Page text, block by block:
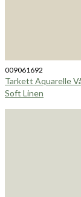
009061692
Tarkett Aquarelle
Soft Linen